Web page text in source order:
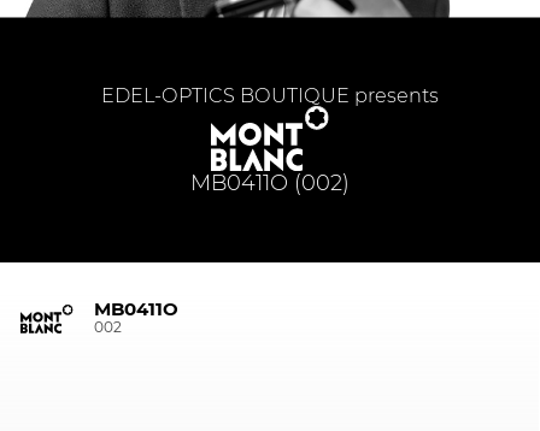
MB0411O (002)
EDEL-OPTICS BOUTIQUE presents
MB0411O
002